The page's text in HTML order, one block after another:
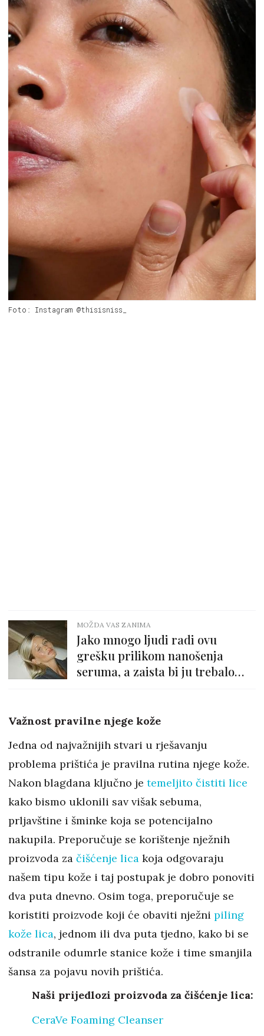
Foto: Instagram @thisisniss_
MOŽDA VAS ZANIMA
Jako mnogo ljudi radi ovu
grešku prilikom nanošenja
seruma, a zaista bi ju trebalo
Važnost pravilne njege kože
Jedna od najvažnijih stvari u rješavanju
problema prištića je pravilna rutina njege kože.
Nakon blagdana ključno je temeljito čistiti lice
kako bismo uklonili sav višak sebuma,
prljavštine i šminke koja se potencijalno
nakupila. Preporučuje se korištenje nježnih
proizvoda za čišćenje lica koja odgovaraju
našem tipu kože i taj postupak je dobro ponoviti
dva puta dnevno. Osim toga, preporučuje se
koristiti proizvode koji će obaviti nježni piling
kože lica, jednom ili dva puta tjedno, kako bi se
odstranile odumrle stanice kože i time smanjila
šansa za pojavu novih prištića.
Naši prijedlozi proizvoda za čišćenje lica:
CeraVe Foaming Cleanser